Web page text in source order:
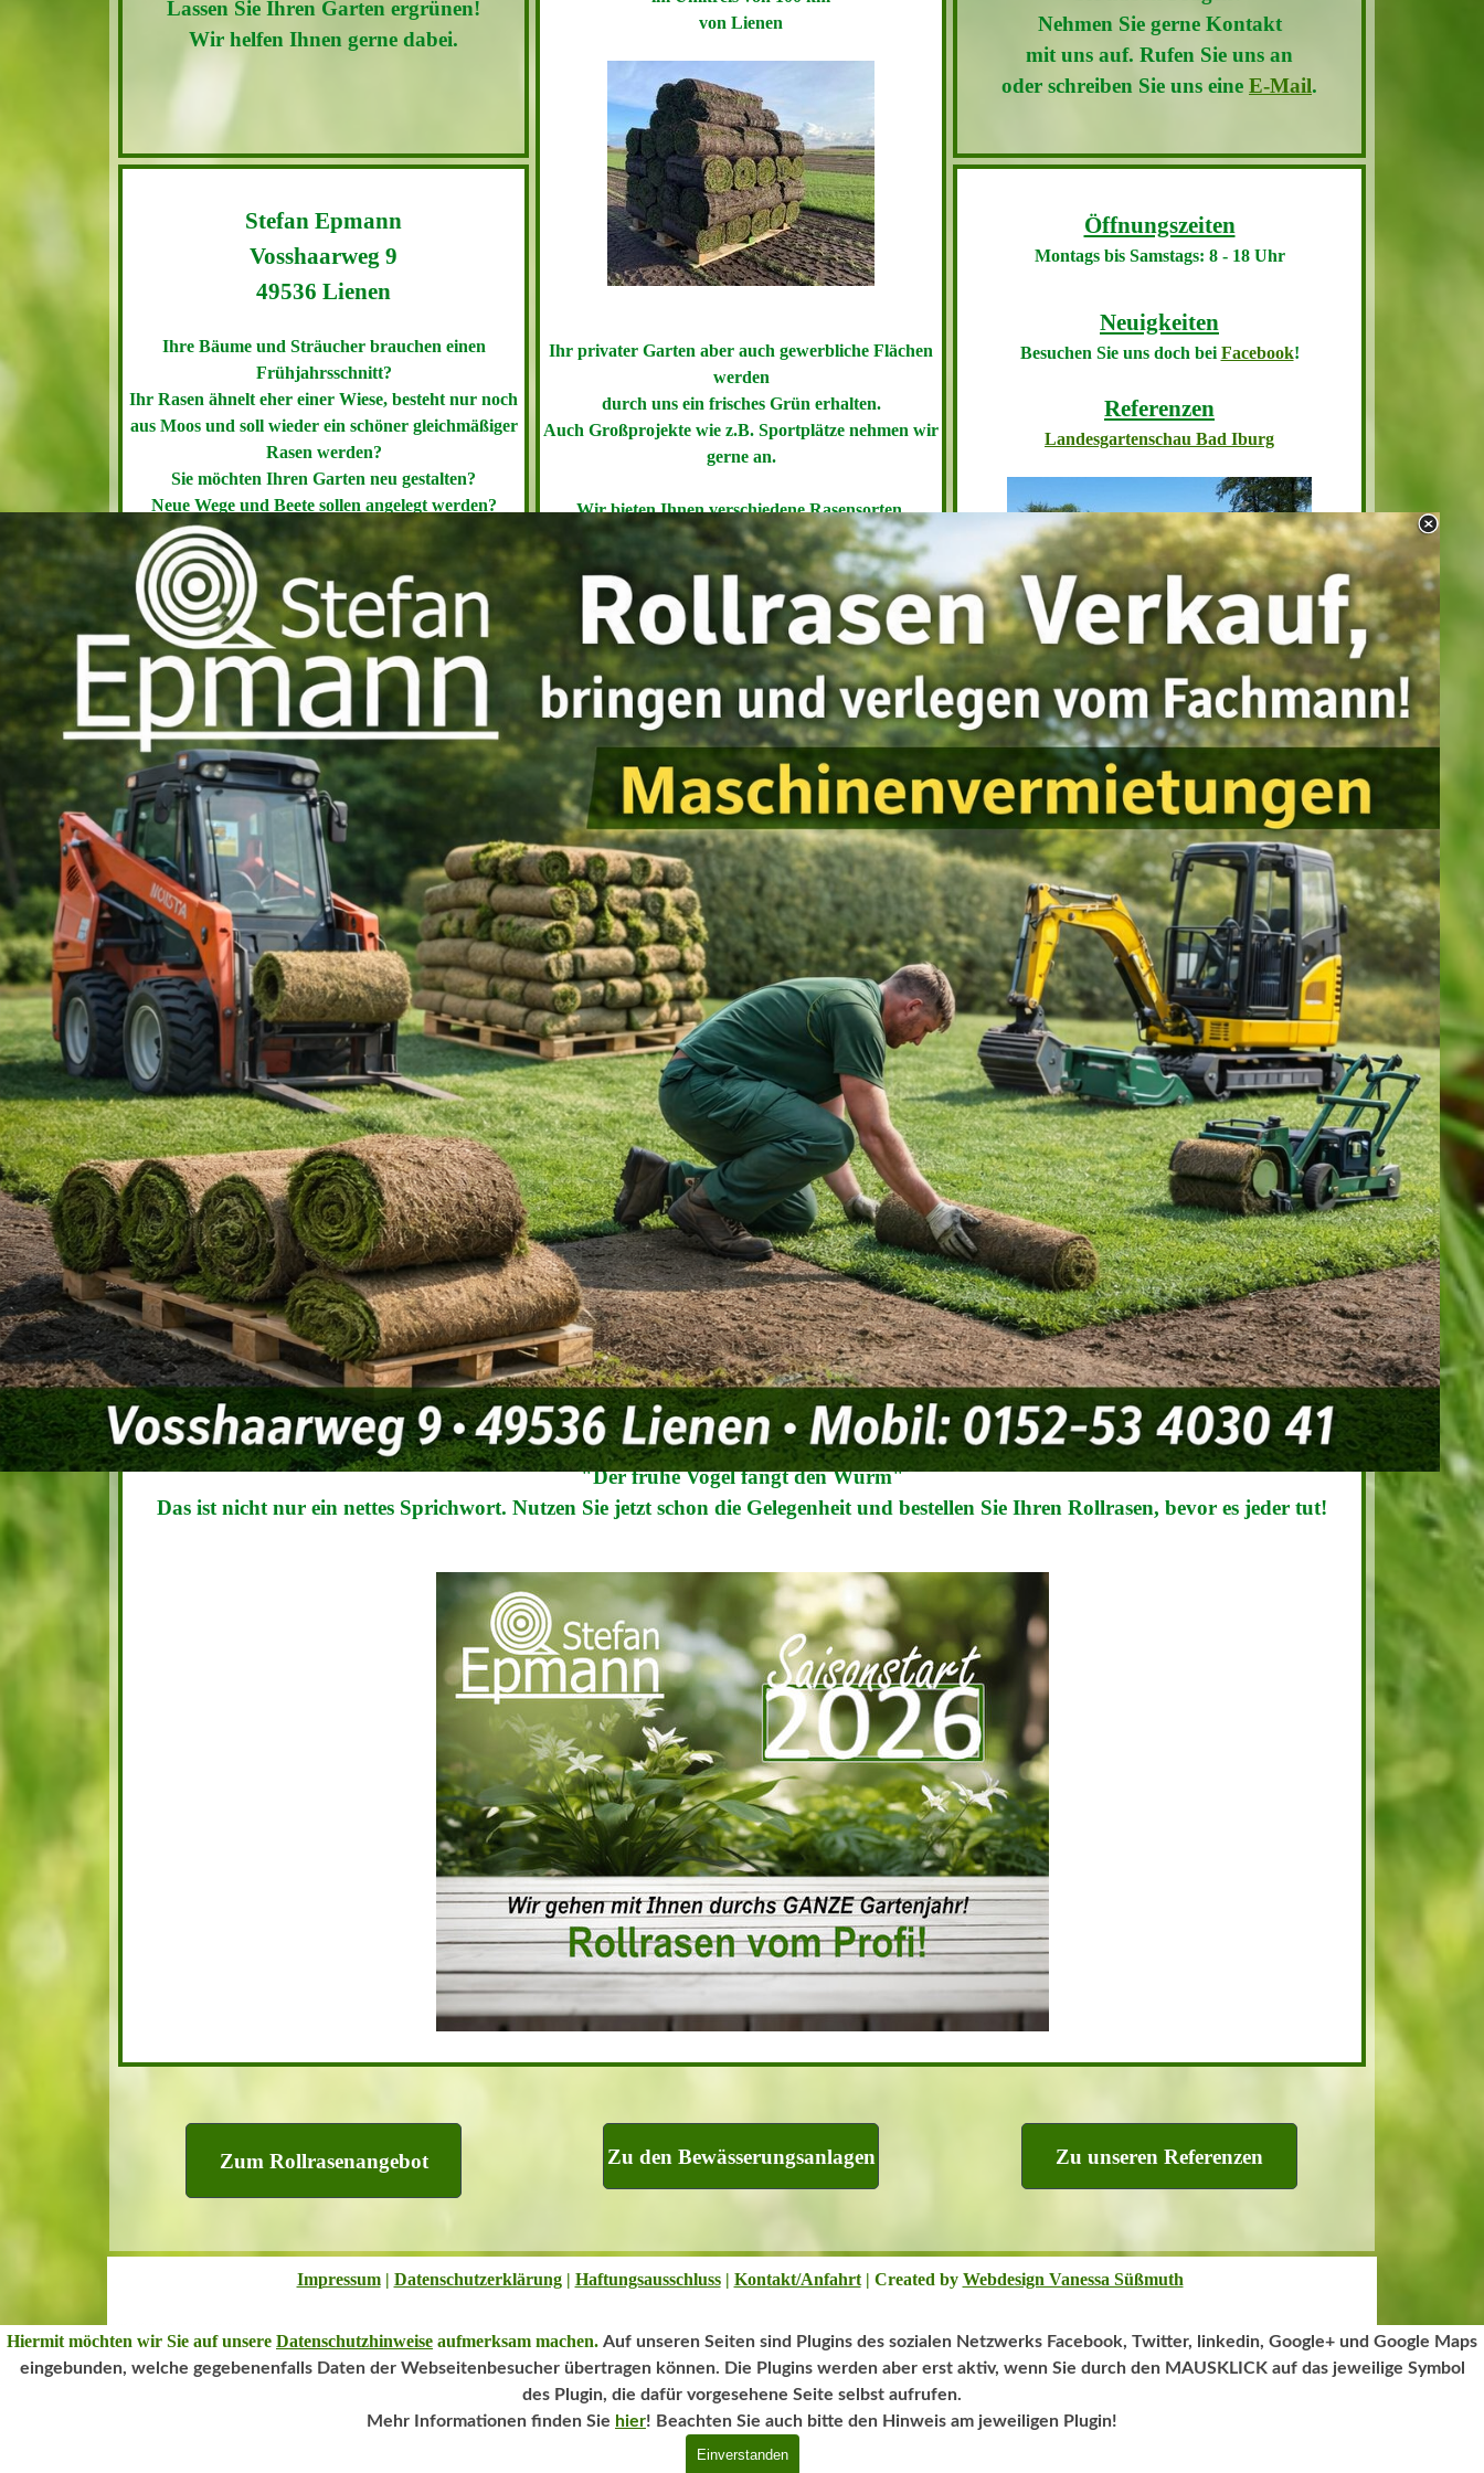
Nehmen Sie gerne Kontakt
mit uns auf. Rufen Sie uns an
oder schreiben Sie uns eine E-Mail.
Öffnungszeiten
Montags bis Samstags: 8 - 18 Uhr
Neuigkeiten
Besuchen Sie uns doch bei Facebook!
Referenzen
Landesgartenschau Bad Iburg
Lassen Sie Ihren Garten erblühen!
Wir helfen Ihnen gerne dabei.
Stefan Epmann
Vosshaarweg 9
49536 Lienen
Ihre Bäume und Sträucher brauchen einen
Frühjahrsschnitt?
Ihr Rasen ähnelt eher einer Wiese, besteht nur noch
aus Moos und soll wieder ein schöner gleichmäßiger
Rasen werden?
Sie möchten Ihren Garten neu gestalten?
Neue Wege und Beete sollen angelegt werden?
Dann sind Sie bei uns genau richtig.
Bahn für Bahn zum satten Grün!
von Lienen
Ihr privater Garten aber auch gewerbliche Flächen
werden
durch uns ein frisches Grün erhalten.
Auch Großprojekte wie z.B. Sportplätze nehmen wir
gerne an.
Wir bieten Ihnen verschiedene Rasensorten,
die wir Ihnen
HIER vorstellen möchten.
Sport und Spielrasen
Unser Sport- und Spielrasen hat ein gleichmäßiges
Erscheinungsbild, eine dichte Grasnarbe und eine sehr hohe
Belastbarkeit.
Online kaufen!
JETZT DEN SOMMER PLANEN!
"Der frühe Vogel fängt den Wurm"
Das ist nicht nur ein nettes Sprichwort. Nutzen Sie jetzt schon die Gelegenheit und bestellen Sie Ihren Rollrasen, bevor es jeder tut!
Zu unseren Referenzen
Zum Rollrasenangebot Zu den Bewässerungsanlagen
Impressum| Datenschutzerklärung| Haftungsausschluss| Kontakt/Anfahrt| Created by Webdesign Vanessa Süßmuth
0,00 €
Hiermit möchten wir Sie auf unsere Datenschutzhinweise aufmerksam machen. Auf unseren Seiten sind Plugins des sozialen Netzwerks Facebook, Twitter, linkedin, Google+ und Google Maps
eingebunden, welche gegebenenfalls Daten der Webseitenbesucher übertragen können. Die Plugins werden aber erst aktiv, wenn Sie durch den MAUSKLICK auf das jeweilige Symbol
des Plugin, die dafür vorgesehene Seite selbst aufrufen.
Mehr Informationen finden Sie hier! Beachten Sie auch bitte den Hinweis am jeweiligen Plugin!
Einverstanden